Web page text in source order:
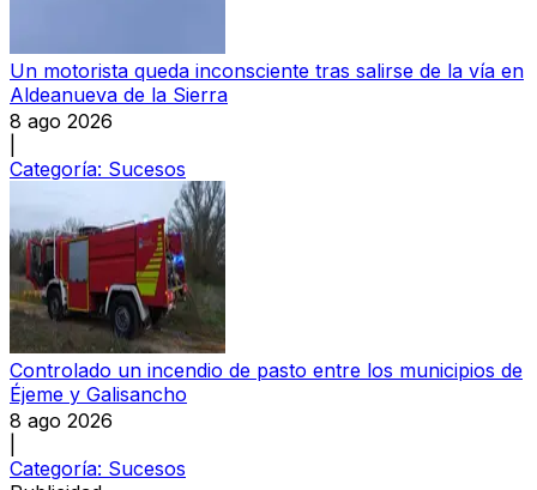
Un motorista queda inconsciente tras salirse de la vía en
Aldeanueva de la Sierra
8 ago 2026
Categoría: Sucesos
Controlado un incendio de pasto entre los municipios de
Éjeme y Galisancho
8 ago 2026
Categoría: Sucesos